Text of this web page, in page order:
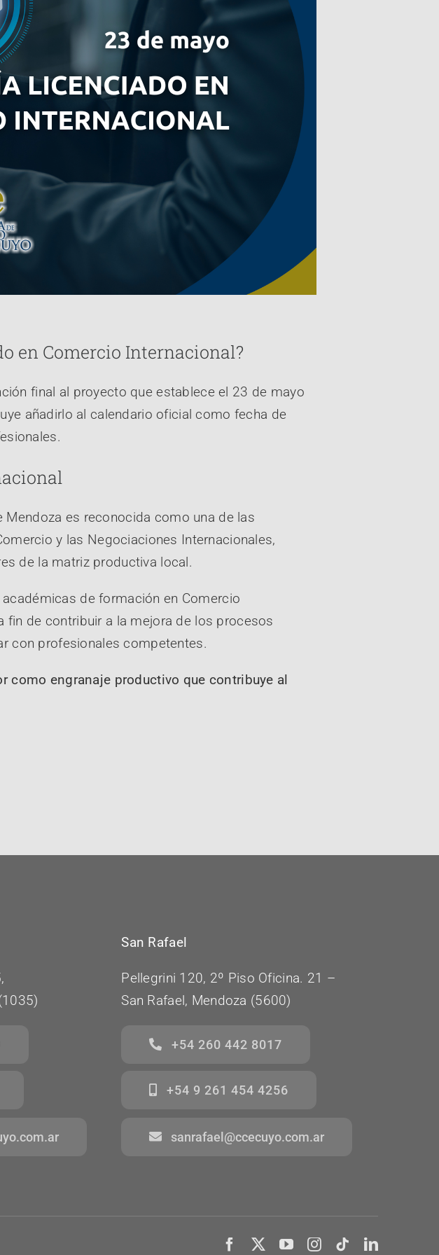
en Comercio Internacional?
final al proyecto que establece el 23 de mayo
añadirlo al calendario oficial como fecha de
es reconocida como una de las
y las Negociaciones Internacionales,
de la matriz productiva local.
de formación en Comercio
fin de contribuir a la mejora de los procesos
con profesionales competentes.
como engranaje productivo que contribuye al
San Rafael
Pellegrini 120, 2º Piso Oficina. 21 –
San Rafael, Mendoza (5600)
+54 260 442 8017
+54 9 261 454 4256
sanrafael@ccecuyo.com.ar